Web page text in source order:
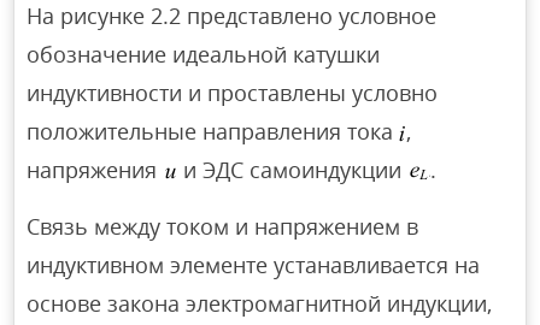
На рисунке 2.2 представлено условное
обозначение идеальной катушки
индуктивности и проставлены условно
положительные направления тока ,
напряжения
и ЭДС самоиндукции
.
Связь между током и напряжением в
индуктивном элементе устанавливается на
основе закона электромагнитной индукции,